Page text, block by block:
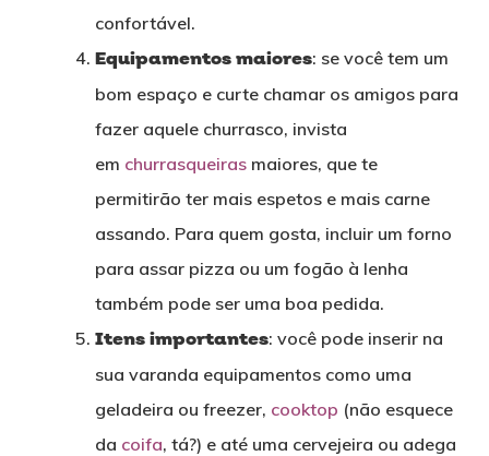
confortável.
Equipamentos maiores: se você tem um
bom espaço e curte chamar os amigos para
fazer aquele churrasco, invista
em churrasqueirasmaiores, que te
permitirão ter mais espetos e mais carne
assando. Para quem gosta, incluir um forno
para assar pizza ou um fogão à lenha
também pode ser uma boa pedida.
Itens importantes: você pode inserir na
sua varanda equipamentos como uma
geladeira ou freezer, cooktop (não esquece
da coifa, tá?) e até uma cervejeira ou adega